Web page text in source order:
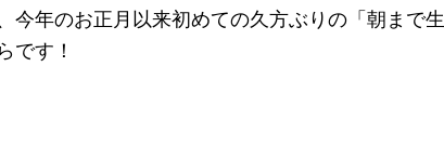
今年のお正月以来初めての久方ぶりの「朝まで生
です！